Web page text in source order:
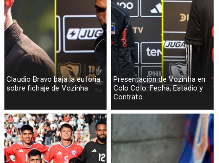
Claudio Bravo baja la euforia
sobre fichaje de Vozinha
Presentación de Vozinha en
Colo Colo: Fecha, Estadio y
Contrato